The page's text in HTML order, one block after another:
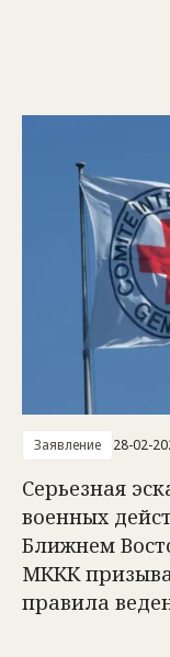
Заявление 28-02-
Серьезная
военных
Ближнем
МККК
правила